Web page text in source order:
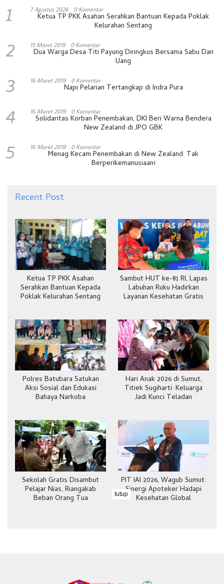
1 7 Agustus 2026 0 Komentar
Ketua TP PKK Asahan Serahkan Bantuan Kepada Poklak
Kelurahan Sentang
2 15 Maret 2019 0 Komentar
Dua Warga Desa Titi Payung Diringkus Bersama Sabu Dan
Uang
3 16 Maret 2019 0 Komentar
Napi Pelarian Tertangkap di Indra Pura
4 16 Maret 2019 0 Komentar
Solidaritas Korban Penembakan, DKI Beri Warna Bendera
New Zealand di JPO GBK
5 16 Maret 2019 0 Komentar
Menag Kecam Penembakan di New Zealand: Tak
Berperikemanusiaan!
Recent Post
Ketua TP PKK Asahan
Serahkan Bantuan Kepada
Poklak Kelurahan Sentang
Sambut HUT ke-81 RI, Lapas
Labuhan Ruku Hadirkan
Layanan Kesehatan Gratis
Polres Batubara Satukan
Aksi Sosial dan Edukasi
Bahaya Narkoba
Hari Anak 2026 di Sumut,
Titiek Sugiharti: Keluarga
Jadi Kunci Teladan
Sekolah Gratis Disambut
Pelajar Nias, Riangakab
Beban Orang Tua
PIT IAI 2026, Wagub Sumut:
Sinergi Apoteker Hadapi
Kesehatan Global
tutup